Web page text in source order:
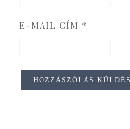
E-MAIL CÍM *